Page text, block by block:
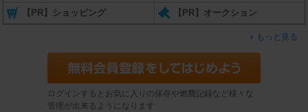
【PR】ショッピング 【PR】オークション
もっと見る
ログインするとお気に入りの保存や燃費記録など様々な
管理が出来るようになります